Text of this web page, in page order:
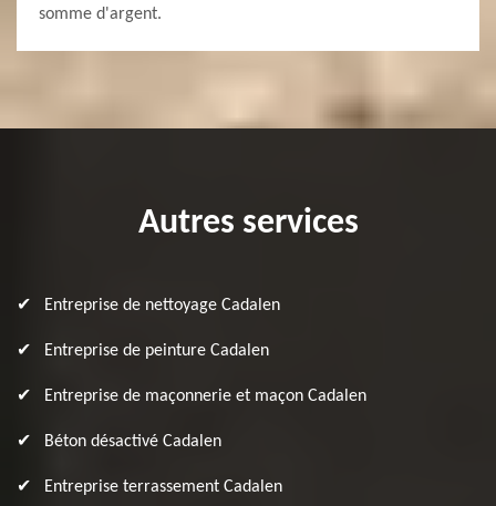
somme d'argent.
Autres services
Entreprise de nettoyage Cadalen
Entreprise de peinture Cadalen
Entreprise de maçonnerie et maçon Cadalen
Béton désactivé Cadalen
Entreprise terrassement Cadalen